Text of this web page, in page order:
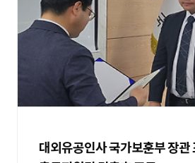
대외유공인사 국가보훈부 장관